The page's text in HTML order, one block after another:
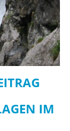
IM